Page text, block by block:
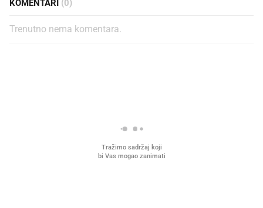
KOMENTARI (0)
Trenutno nema komentara.